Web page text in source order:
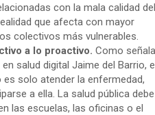
con la mala calidad del
que afecta con mayor
colectivos más vulnerables.
a lo proactivo. Como señala
salud digital Jaime del Barrio,
es solo atender la enfermedad,
a ella. La salud pública debe
las escuelas, las oficinas o el